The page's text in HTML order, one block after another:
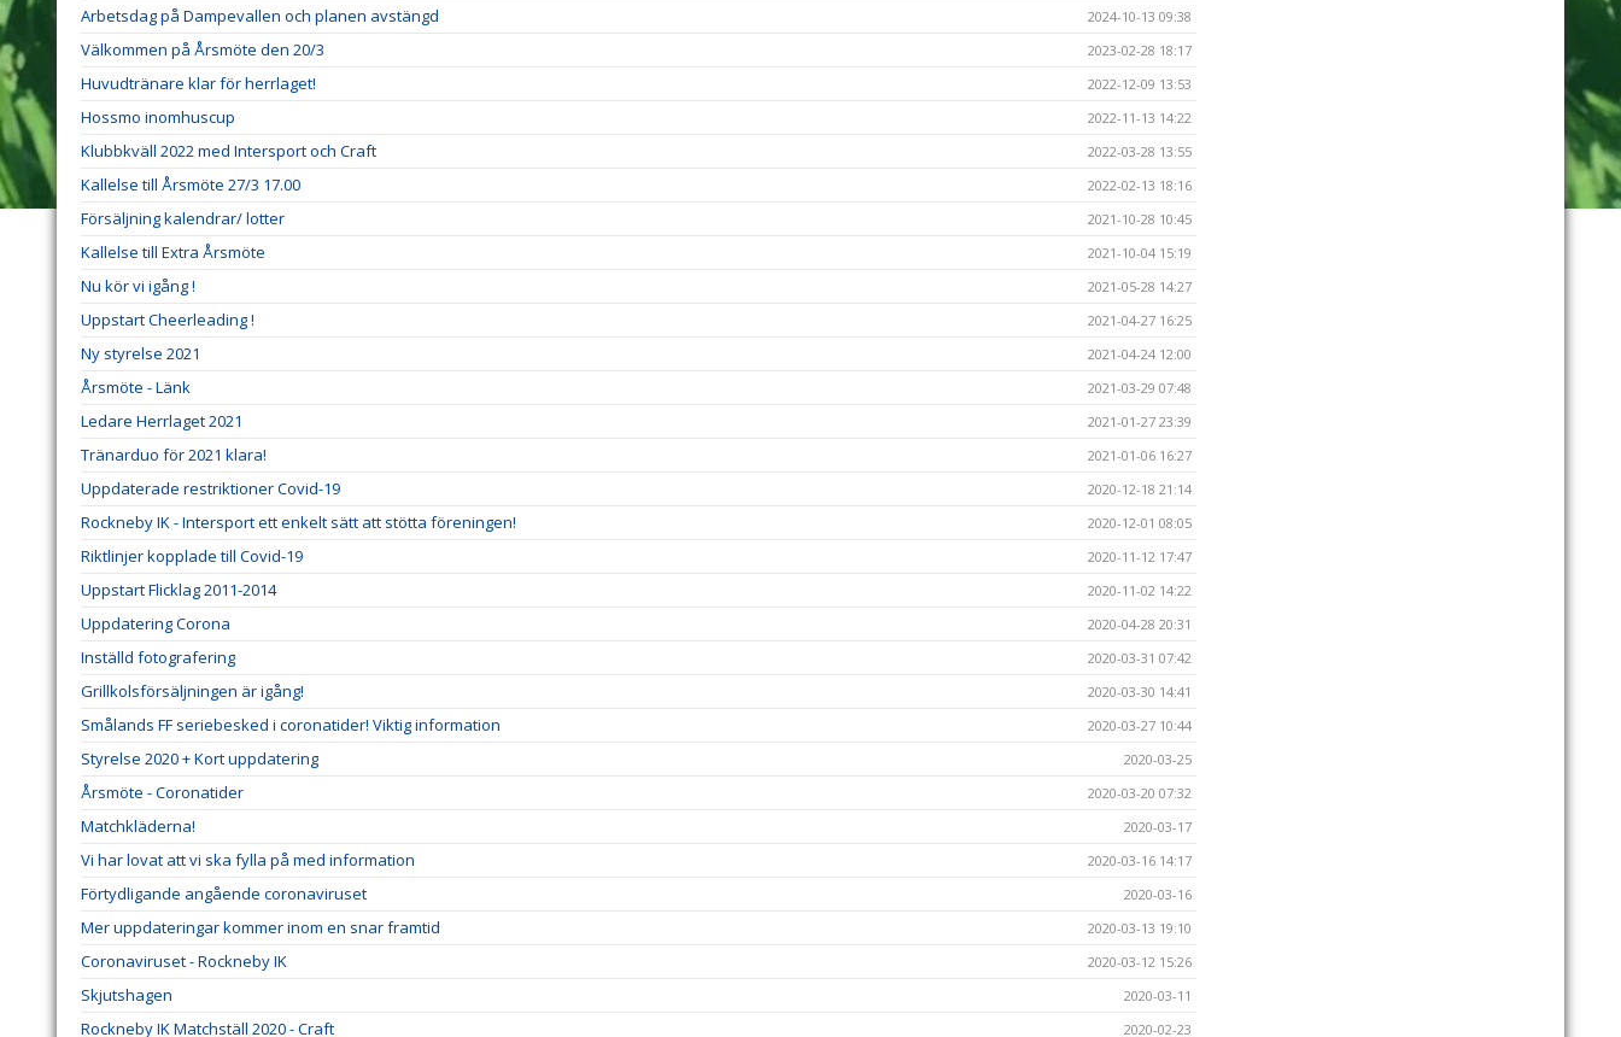
Arbetsdag på Dampevallen och planen avstängd 2024-10-13 09:38
Välkommen på Årsmöte den 20/3 2023-02-28 18:17
Huvudtränare klar för herrlaget! 2022-12-09 13:53
Hossmo inomhuscup 2022-11-13 14:22
Klubbkväll 2022 med Intersport och Craft 2022-03-28 13:55
Kallelse till Årsmöte 27/3 17.00 2022-02-13 18:16
Försäljning kalendrar/ lotter 2021-10-28 10:45
Kallelse till Extra Årsmöte 2021-10-04 15:19
Nu kör vi igång ! 2021-05-28 14:27
Uppstart Cheerleading ! 2021-04-27 16:25
Ny styrelse 2021 2021-04-24 12:00
Årsmöte - Länk 2021-03-29 07:48
Ledare Herrlaget 2021 2021-01-27 23:39
Tränarduo för 2021 klara! 2021-01-06 16:27
Uppdaterade restriktioner Covid-19 2020-12-18 21:14
Rockneby IK - Intersport ett enkelt sätt att stötta föreningen! 2020-12-01 08:05
Riktlinjer kopplade till Covid-19 2020-11-12 17:47
Uppstart Flicklag 2011-2014 2020-11-02 14:22
Uppdatering Corona 2020-04-28 20:31
Inställd fotografering 2020-03-31 07:42
Grillkolsförsäljningen är igång! 2020-03-30 14:41
Smålands FF seriebesked i coronatider! Viktig information 2020-03-27 10:44
Styrelse 2020 + Kort uppdatering 2020-03-25
Årsmöte - Coronatider 2020-03-20 07:32
Matchkläderna! 2020-03-17
Vi har lovat att vi ska fylla på med information 2020-03-16 14:17
Förtydligande angående coronaviruset 2020-03-16
Mer uppdateringar kommer inom en snar framtid 2020-03-13 19:10
Coronaviruset - Rockneby IK 2020-03-12 15:26
Skjutshagen 2020-03-11
Rockneby IK Matchställ 2020 - Craft 2020-02-23